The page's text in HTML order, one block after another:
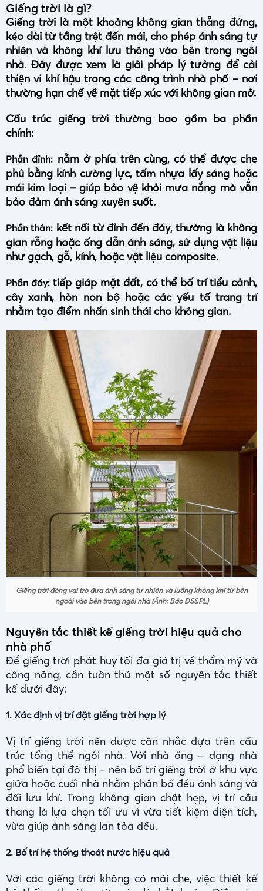
Giếng trời là gì?
Giếng trời là một khoảng không gian thẳng đứng,
kéo dài từ tầng trệt đến mái, cho phép ánh sáng tự
nhiên và không khí lưu thông vào bên trong ngôi
nhà. Đây được xem là giải pháp lý tưởng để cải
thiện vi khí hậu trong các công trình nhà phố – nơi
thường hạn chế về mặt tiếp xúc với không gian mở.
Cấu trúc giếng trời thường bao gồm ba phần
chính:
Phần đỉnh: nằm ở phía trên cùng, có thể được che
phủ bằng kính cường lực, tấm nhựa lấy sáng hoặc
mái kim loại – giúp bảo vệ khỏi mưa nắng mà vẫn
bảo đảm ánh sáng xuyên suốt.
Phần thân: kết nối từ đỉnh đến đáy, thường là không
gian rỗng hoặc ống dẫn ánh sáng, sử dụng vật liệu
như gạch, gỗ, kính, hoặc vật liệu composite.
Phần đáy:tiếp giáp mặt đất, có thể bố trí tiểu cảnh,
cây xanh, hòn non bộ hoặc các yếu tố trang trí
nhằm tạo điểm nhấn sinh thái cho không gian.
Giếng trời đóng vai trò đưa ánh sáng tự nhiên và luồng không khí từ bên
ngoài vào bên trong ngôi nhà (Ảnh: Báo ĐS&PL)
Nguyên tắc thiết kế giếng trời hiệu quả cho
nhà phố
Để giếng trời phát huy tối đa giá trị về thẩm mỹ và
công năng, cần tuân thủ một số nguyên tắc thiết
kế dưới đây:
1. Xác định vị trí đặt giếng trời hợp lý
Vị trí giếng trời nên được cân nhắc dựa trên cấu
trúc tổng thể ngôi nhà. Với nhà ống – dạng nhà
phổ biến tại đô thị – nên bố trí giếng trời ở khu vực
giữa hoặc cuối nhà nhằm phân bổ đều ánh sáng và
đối lưu khí. Trong không gian chật hẹp, vị trí cầu
thang là lựa chọn tối ưu vì vừa tiết kiệm diện tích,
vừa giúp ánh sáng lan tỏa đều.
2. Bố trí hệ thống thoát nước hiệu quả
Với các giếng trời không có mái che, việc thiết kế